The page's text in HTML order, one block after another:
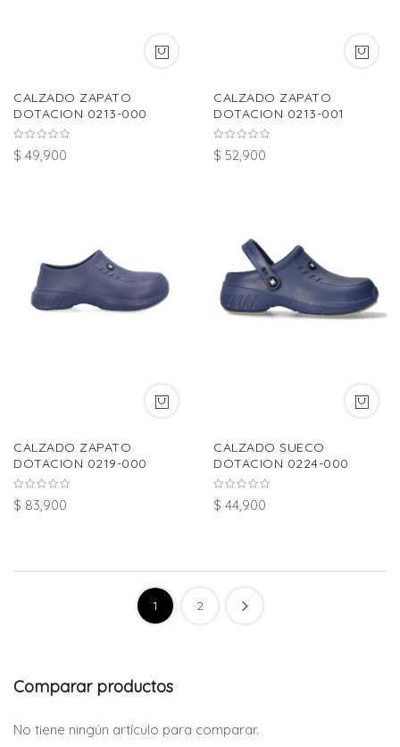
CALZADO ZAPATO
DOTACION 0213-000
$ 49,900
CALZADO ZAPATO
DOTACION 0213-001
$ 52,900
CALZADO ZAPATO
DOTACION 0219-000
$ 83,900
CALZADO SUECO
DOTACION 0224-000
$ 44,900
1 2
Comparar productos
No tiene ningún artículo para comparar.